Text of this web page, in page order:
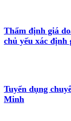
Thẩm định giá
chủ yếu xác
Tuyển dụng
Minh